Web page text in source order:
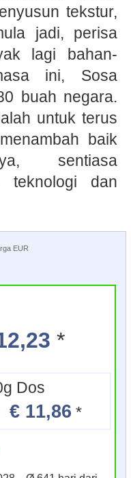
tekstur,
jadi, perisa
lagi bahan-
ini, Sosa
buah negara.
untuk terus
baik
sentiasa
teknologi dan
EUR
*
€ 11,86 *